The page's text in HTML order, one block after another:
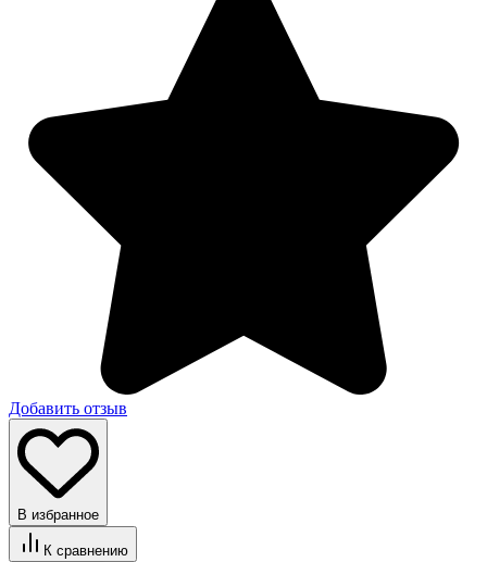
Добавить отзыв
В избранное
К сравнению